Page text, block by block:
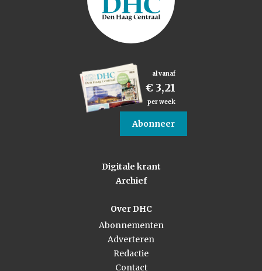
al vanaf
€ 3,21
per week
Abonneer
Digitale krant
Archief
Over DHC
Abonnementen
Adverteren
Redactie
Contact